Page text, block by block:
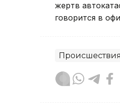
жертв
говорится в